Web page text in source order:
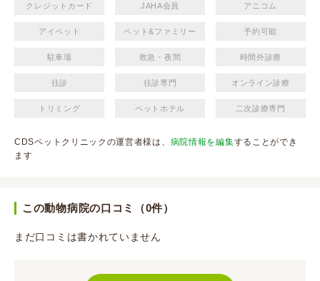
クレジットカード JAHA会員 アニコム
アイペット ペット&ファミリー 予約可能
駐車場 救急・夜間 時間外診療
往診 往診専門 オンライン診療
トリミング ペットホテル 二次診療専門
CDSペットクリニックの運営者様は、 病院情報を編集することができ
ます
この動物病院の口コミ（0件）
まだ口コミは書かれていません